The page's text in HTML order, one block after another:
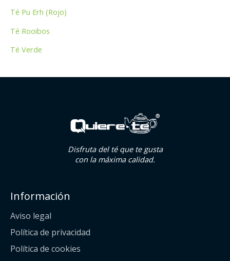
Té Pu Erh (Rojo)
Té Rooibos
Té Verde
Disfruta del té que te gusta
con la máxima calidad.
Información
Aviso legal
Política de privacidad
Política de cookies